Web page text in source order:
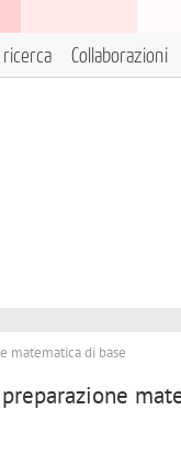
ricerca Collaborazioni
matematica di base